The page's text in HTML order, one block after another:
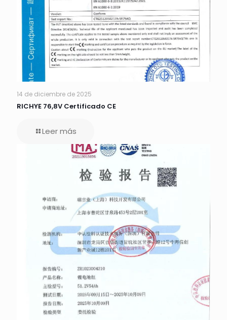
14 de diciembre de 2025
RICHYE 76,8V Certificado CE
Leer más